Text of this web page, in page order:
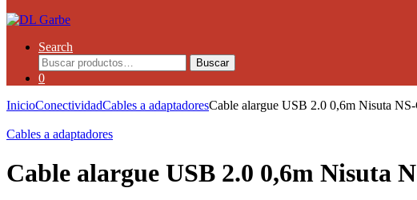
Search
Buscar
0
InicioConectividadCables a adaptadoresCable alargue USB 2.0 0,6m Nisuta
Cables a adaptadores
Cable alargue USB 2.0 0,6m Nisuta